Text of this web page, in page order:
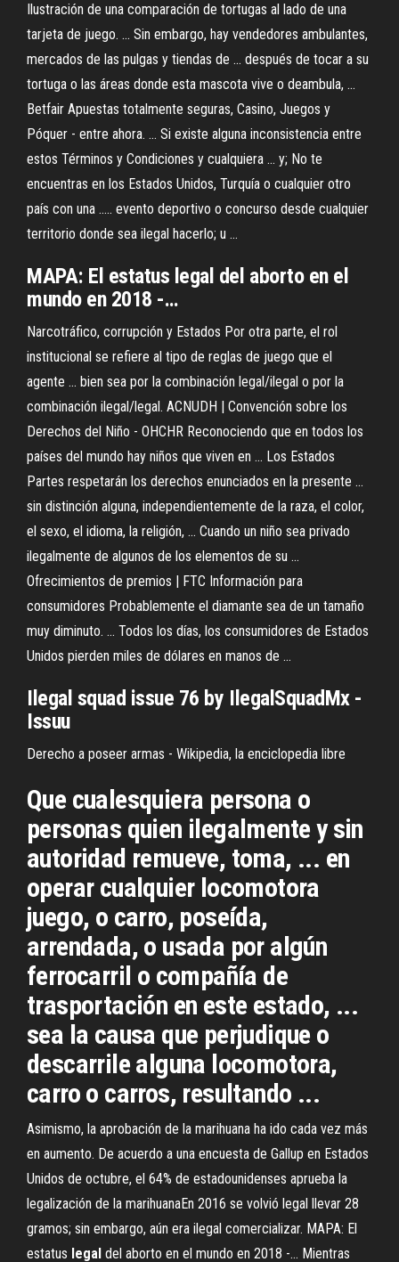
Ilustración de una comparación de tortugas al lado de una
tarjeta de juego. ... Sin embargo, hay vendedores ambulantes,
mercados de las pulgas y tiendas de ... después de tocar a su
tortuga o las áreas donde esta mascota vive o deambula, ...
Betfair Apuestas totalmente seguras, Casino, Juegos y
Póquer - entre ahora. ... Si existe alguna inconsistencia entre
estos Términos y Condiciones y cualquiera ... y; No te
encuentras en los Estados Unidos, Turquía o cualquier otro
país con una ..... evento deportivo o concurso desde cualquier
territorio donde sea ilegal hacerlo; u ...
MAPA: El estatus legal del aborto en el
mundo en 2018 -…
Narcotráfico, corrupción y Estados Por otra parte, el rol
institucional se refiere al tipo de reglas de juego que el
agente ... bien sea por la combinación legal/ilegal o por la
combinación ilegal/legal. ACNUDH | Convención sobre los
Derechos del Niño - OHCHR Reconociendo que en todos los
países del mundo hay niños que viven en ... Los Estados
Partes respetarán los derechos enunciados en la presente ...
sin distinción alguna, independientemente de la raza, el color,
el sexo, el idioma, la religión, ... Cuando un niño sea privado
ilegalmente de algunos de los elementos de su ...
Ofrecimientos de premios | FTC Información para
consumidores Probablemente el diamante sea de un tamaño
muy diminuto. ... Todos los días, los consumidores de Estados
Unidos pierden miles de dólares en manos de ...
Ilegal squad issue 76 by IlegalSquadMx -
Issuu
Derecho a poseer armas - Wikipedia, la enciclopedia libre
Que cualesquiera persona o
personas quien ilegalmente y sin
autoridad remueve, toma, ... en
operar cualquier locomotora
juego, o carro, poseída,
arrendada, o usada por algún
ferrocarril o compañía de
trasportación en este estado, ...
sea la causa que perjudique o
descarrile alguna locomotora,
carro o carros, resultando ...
Asimismo, la aprobación de la marihuana ha ido cada vez más
en aumento. De acuerdo a una encuesta de Gallup en Estados
Unidos de octubre, el 64% de estadounidenses aprueba la
legalización de la marihuanaEn 2016 se volvió legal llevar 28
gramos; sin embargo, aún era ilegal comercializar. MAPA: El
estatus legal del aborto en el mundo en 2018 -… Mientras